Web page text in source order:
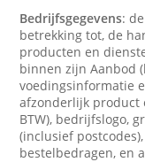
Bedrijfsgegevens:
betrekking tot, de
producten en
binnen zijn Aanbod
voedingsinformatie
afzonderlijk product
BTW), bedrijfslogo,
(inclusief
bestelbedragen, en